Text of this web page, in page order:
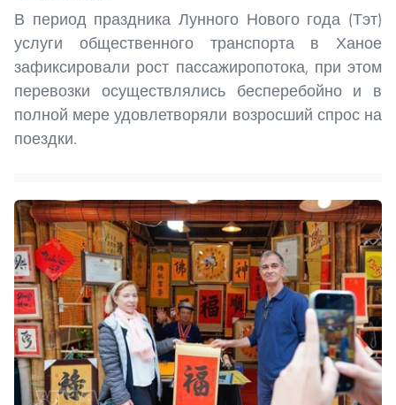
В период праздника Лунного Нового года (Тэт)
услуги общественного транспорта в Ханое
зафиксировали рост пассажиропотока, при этом
перевозки осуществлялись бесперебойно и в
полной мере удовлетворяли возросший спрос на
поездки.